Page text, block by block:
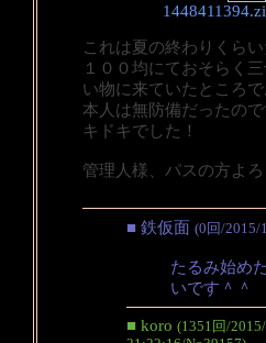
これは夏の終わりくら
１００均にておそらく
い物に来ていたところで
本人は無防備だったの
キドキでした！
管理人様、パスの方よろ
■ 鉄仮面 (0回/2015/
たるみ始め
いです＾＾
■ koro (1351回/